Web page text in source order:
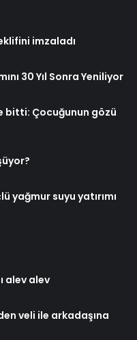
imzaladı
30 Yıl Sonra Yeniliyor
bitti: Çocuğunun gözü
yağmur suyu yatırımı
alev alev
veli ile arkadaşına